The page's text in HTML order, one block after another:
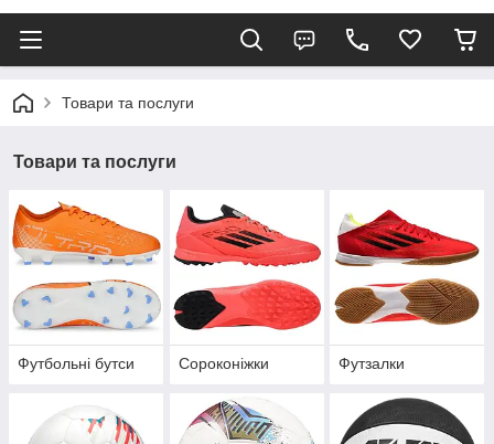
Товари та послуги
Товари та послуги
Футбольні бутси Сороконіжки Футзалки